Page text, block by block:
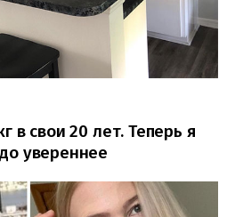
в свои 20 лет. Теперь я
увереннее